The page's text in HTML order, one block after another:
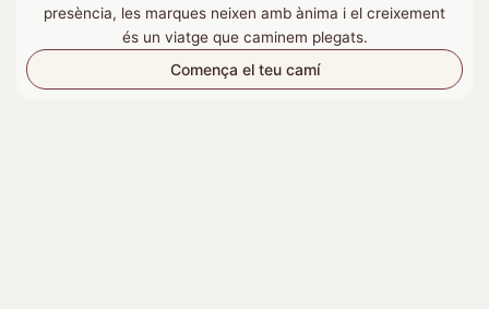
presència, les marques neixen amb ànima i el creixement
és un viatge que caminem plegats.
Comença el teu camí